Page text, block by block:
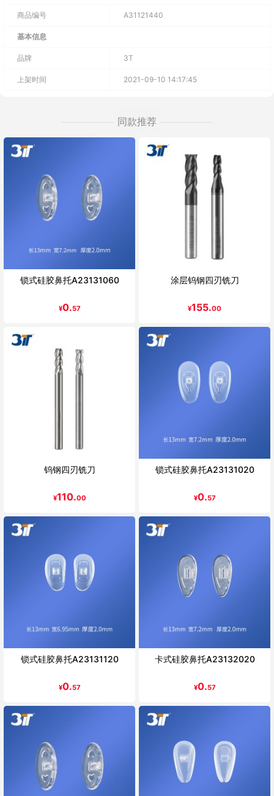
商品编号 A31121440
基本信息
品牌 3T
上架时间 2021-09-10 14:17:45
同款推荐
锁式硅胶鼻托A23131060
¥0.57
涂层钨钢四刃铣刀
¥155.00
钨钢四刃铣刀
¥110.00
锁式硅胶鼻托A23131020
¥0.57
锁式硅胶鼻托A23131120
¥0.57
卡式硅胶鼻托A23132020
¥0.57